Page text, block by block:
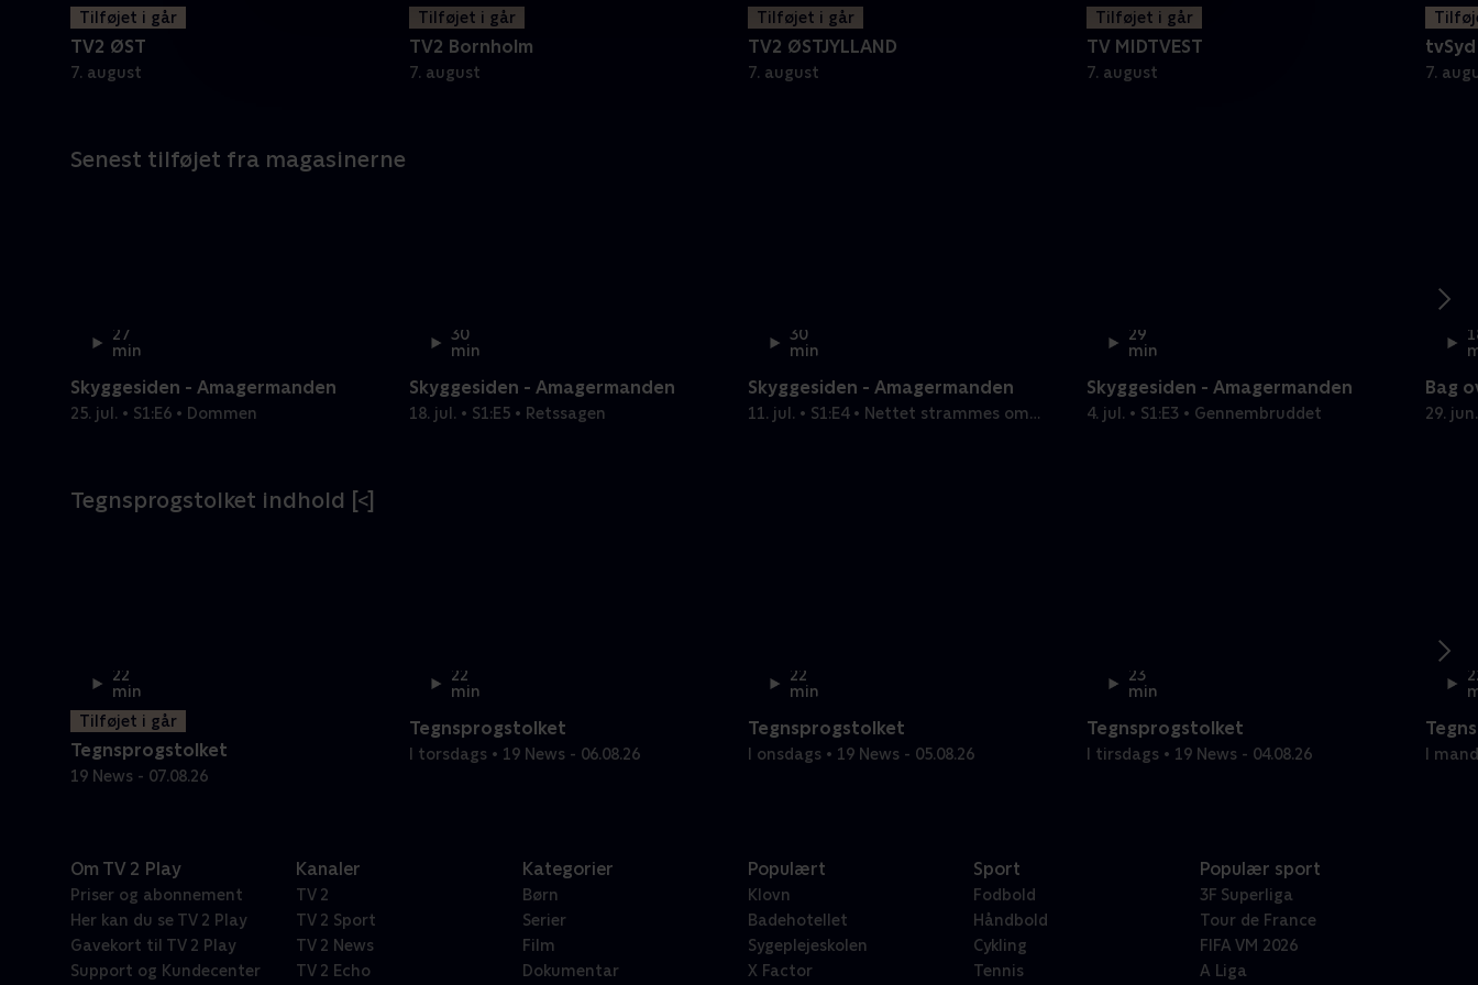
Tilføjet i går
TV2 ØST
7. august
Tilføjet i går
TV2 Bornholm
7. august
Tilføjet i går
TV2 ØSTJYLLAND
7. august
Tilføjet i går
TV MIDTVEST
7. august
tvSyd
7.
Senest tilføjet fra magasinerne
27
min
Skyggesiden - Amagermanden
25. jul. • S1:E6 • Dommen
30
min
Skyggesiden - Amagermanden
18. jul. • S1:E5 • Retssagen
30
min
Skyggesiden - Amagermanden
11. jul. • S1:E4 • Nettet strammes om
29
min
Skyggesiden - Amagermanden
4. jul. • S1:E3 • Gennembruddet
Bag
29.
Tegnsprogstolket indhold [<]
22
min
Tilføjet i går
Tegnsprogstolket
19 News - 07.08.26
22
min
Tegnsprogstolket
I torsdags • 19 News - 06.08.26
22
min
Tegnsprogstolket
I onsdags • 19 News - 05.08.26
23
min
Tegnsprogstolket
I tirsdags • 19 News - 04.08.26 I
Om TV 2 Play
Priser og abonnement
Her kan du se TV 2 Play
Gavekort til TV 2 Play
Support og Kundecenter
Kanaler
TV 2
TV 2 Sport
TV 2 News
TV 2 Echo
Kategorier
Børn
Serier
Film
Dokumentar
Populært
Klovn
Badehotellet
Sygeplejeskolen
X Factor
Sport
Fodbold
Håndbold
Cykling
Tennis
Populær sport
3F Superliga
Tour de France
FIFA VM 2026
A Liga